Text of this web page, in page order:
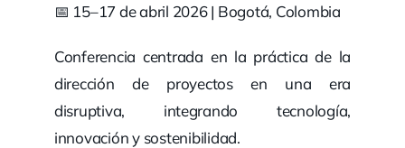
📅 15–17 de abril 2026 | Bogotá, Colombia
Conferencia centrada en la práctica de la
dirección de proyectos en una era
disruptiva, integrando tecnología,
innovación y sostenibilidad.